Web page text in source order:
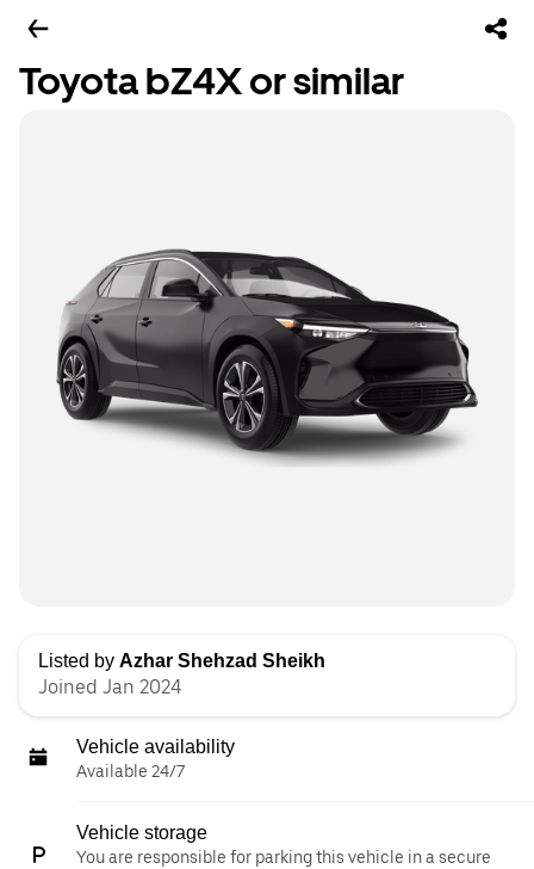
Toyota bZ4X or similar
Listed by Azhar Shehzad Sheikh
Joined Jan 2024
Vehicle availability
Available 24/7
Vehicle storage
You are responsible for parking this vehicle in a secure